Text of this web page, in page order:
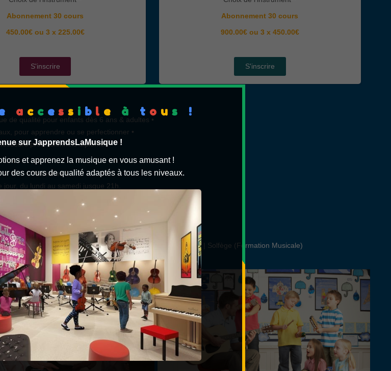
Abonnement 30 cours
450.00€ ou 3 x 225.00€
S'inscrire
Abonnement 30 cours
900.00€ ou 3 x 450.00€
S'inscrire
de qualité pour enfants dès 6 ans & adultes •
pour apprendre ou se perfectionner •
professionnels diplômés •
*Horaires
jour, du lundi au samedi jusque 21h.
**Instruments
sont disponibles pour les cours suivants :
| Guitare basse | Harmonica | Piano | Saxophone | Violon | Solfège (Formation Musicale)
a c c e s s i b l e à t o u s !
sur JapprendsLaMusique !
et apprenez la musique en vous amusant !
des cours de qualité adaptés à tous les niveaux.